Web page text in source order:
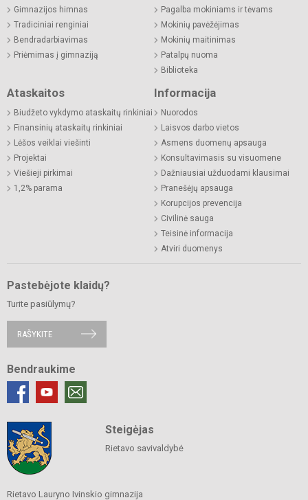
Gimnazijos himnas
Tradiciniai renginiai
Bendradarbiavimas
Priėmimas į gimnaziją
Pagalba mokiniams ir tėvams
Mokinių pavėžėjimas
Mokinių maitinimas
Patalpų nuoma
Biblioteka
Ataskaitos
Biudžeto vykdymo ataskaitų rinkiniai
Finansinių ataskaitų rinkiniai
Lėšos veiklai viešinti
Projektai
Viešieji pirkimai
1,2% parama
Informacija
Nuorodos
Laisvos darbo vietos
Asmens duomenų apsauga
Konsultavimasis su visuomene
Dažniausiai užduodami klausimai
Pranešėjų apsauga
Korupcijos prevencija
Civilinė sauga
Teisinė informacija
Atviri duomenys
Pastebėjote klaidų?
Turite pasiūlymų?
RAŠYKITE
Bendraukime
Steigėjas
Rietavo savivaldybė
Rietavo Lauryno Ivinskio gimnazija